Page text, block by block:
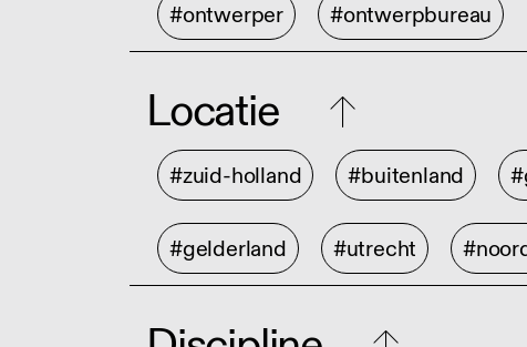
#ontwerper #ontwerpbureau
Locatie
#zuid-holland #buitenland
#gelderland #utrecht